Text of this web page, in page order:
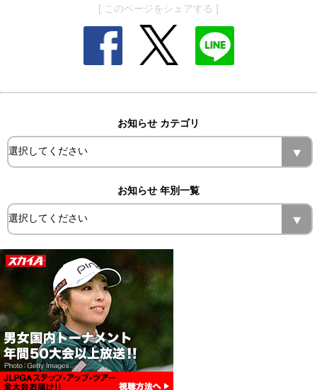
[ このページをシェアする ]
お知らせ カテゴリ
お知らせ 年別一覧